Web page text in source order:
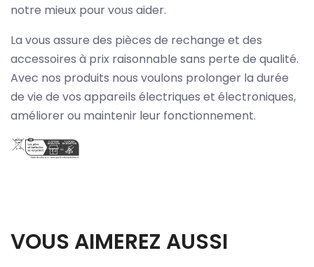
notre mieux pour vous aider.
La vous assure des pièces de rechange et des
accessoires à prix raisonnable sans perte de qualité.
Avec nos produits nous voulons prolonger la durée
de vie de vos appareils électriques et électroniques,
améliorer ou maintenir leur fonctionnement.
VOUS AIMEREZ AUSSI